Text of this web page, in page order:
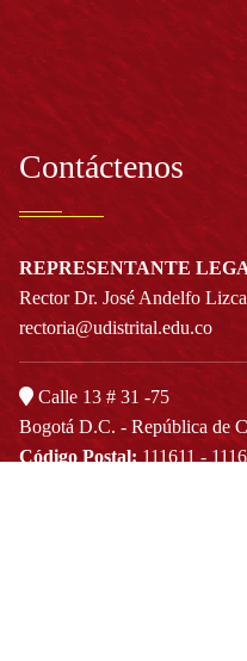
Contáctenos
REPRESENTANTE
Rector Dr. José Andelfo
rectoria@udistrital.edu.co
Calle 13 # 31 -75
Bogotá D.C. - República de
Código Postal: 111611 -